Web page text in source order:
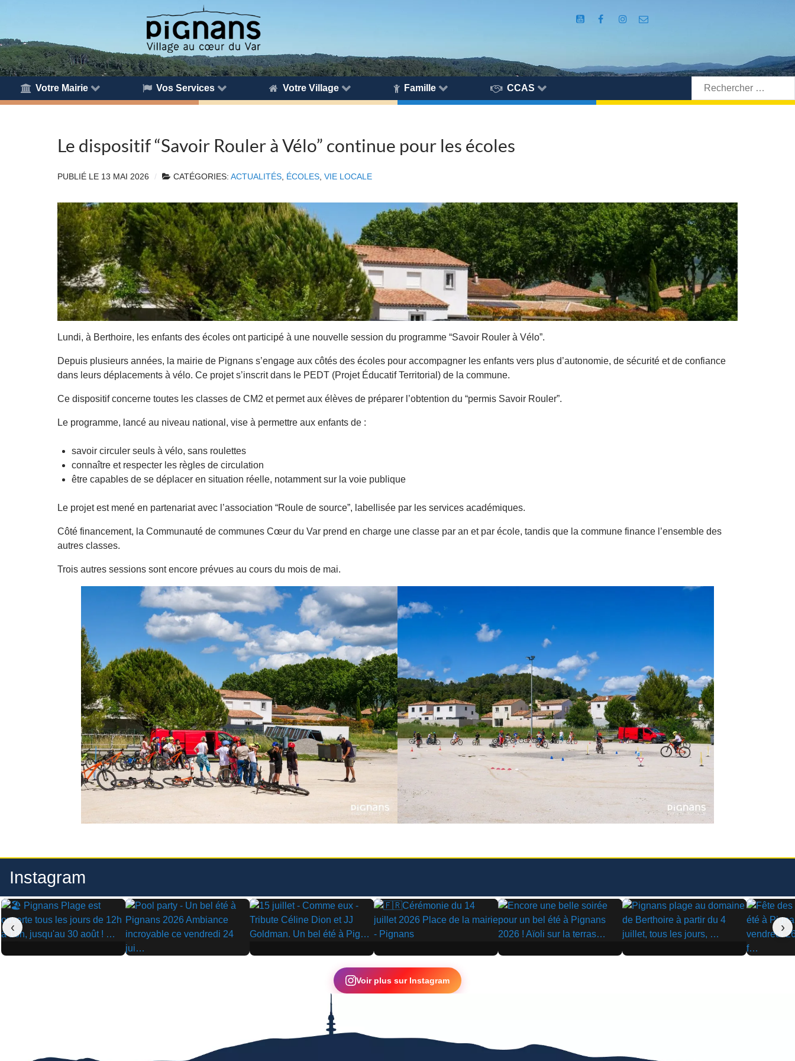
Votre Mairie Vos Services Votre Village Famille CCAS
Rechercher:
Le dispositif “Savoir Rouler à Vélo” continue pour les écoles
PUBLIÉ LE 13 MAI 2026 CATÉGORIES: ACTUALITÉS ÉCOLES VIE LOCALE
Lundi, à Berthoire, les enfants des écoles ont participé à une nouvelle session du programme “Savoir Rouler à Vélo”.
Depuis plusieurs années, la mairie de Pignans s’engage aux côtés des écoles pour accompagner les enfants vers plus d’autonomie, de sécurité et de confiance
dans leurs déplacements à vélo. Ce projet s’inscrit dans le PEDT (Projet Éducatif Territorial) de la commune.
Ce dispositif concerne toutes les classes de CM2 et permet aux élèves de préparer l’obtention du “permis Savoir Rouler”.
Le programme, lancé au niveau national, vise à permettre aux enfants de :
savoir circuler seuls à vélo, sans roulettes
connaître et respecter les règles de circulation
être capables de se déplacer en situation réelle, notamment sur la voie publique
Le projet est mené en partenariat avec l’association “Roule de source”, labellisée par les services académiques.
Côté financement, la Communauté de communes Cœur du Var prend en charge une classe par an et par école, tandis que la commune finance l’ensemble des
autres classes.
Trois autres sessions sont encore prévues au cours du mois de mai.
Instagram
▶
▶
▶ ▶ ▶ ▶
▶
‹ ›
Voir plus sur Instagram